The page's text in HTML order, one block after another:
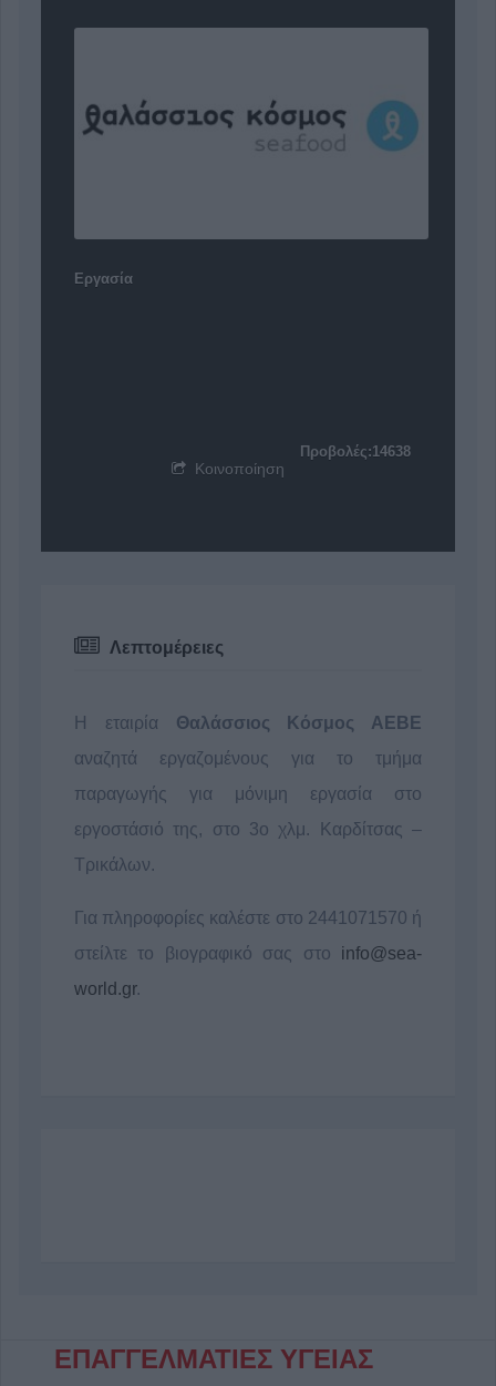
Εργασία
Προβολές:14638
Κοινοποίηση
Λεπτομέρειες
Η εταιρία Θαλάσσιος Κόσμος ΑΕΒΕ
αναζητά εργαζoμένους για το τμήμα
παραγωγής για μόνιμη εργασία στο
εργοστάσιό της, στο 3ο χλμ. Καρδίτσας –
Τρικάλων.
Για πληροφορίες καλέστε στο 2441071570 ή
στείλτε το βιογραφικό σας στο info@sea-
world.gr.
ΕΠΑΓΓΕΛΜΑΤΙΕΣ ΥΓΕΙΑΣ